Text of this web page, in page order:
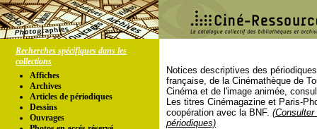
Recherches spécifiques dans les
collections
Affiches
Archives
Articles de périodiques
Dessins
Ouvrages
Notices descriptives des
française, de la Cinémathèque de
Cinéma et de l'image animée,
Les titres Cinémagazine et Paris-
coopération avec la BNF.
périodiques)